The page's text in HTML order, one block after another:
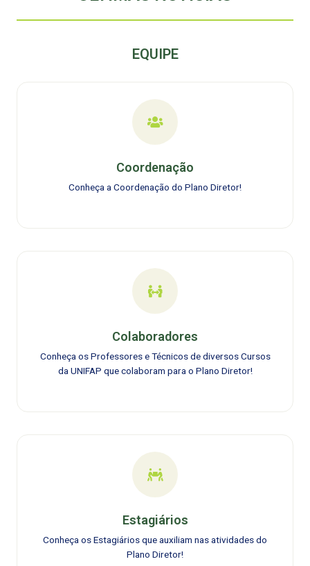
EQUIPE
Coordenação
Conheça a Coordenação do Plano Diretor!
Colaboradores
Conheça os Professores e Técnicos de diversos Cursos
da UNIFAP que colaboram para o Plano Diretor!
Estagiários
Conheça os Estagiários que auxiliam nas atividades do
Plano Diretor!